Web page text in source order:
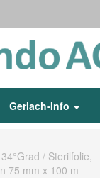
Gerlach-Info
/ Sterilfolie,
75 mm x 100 m